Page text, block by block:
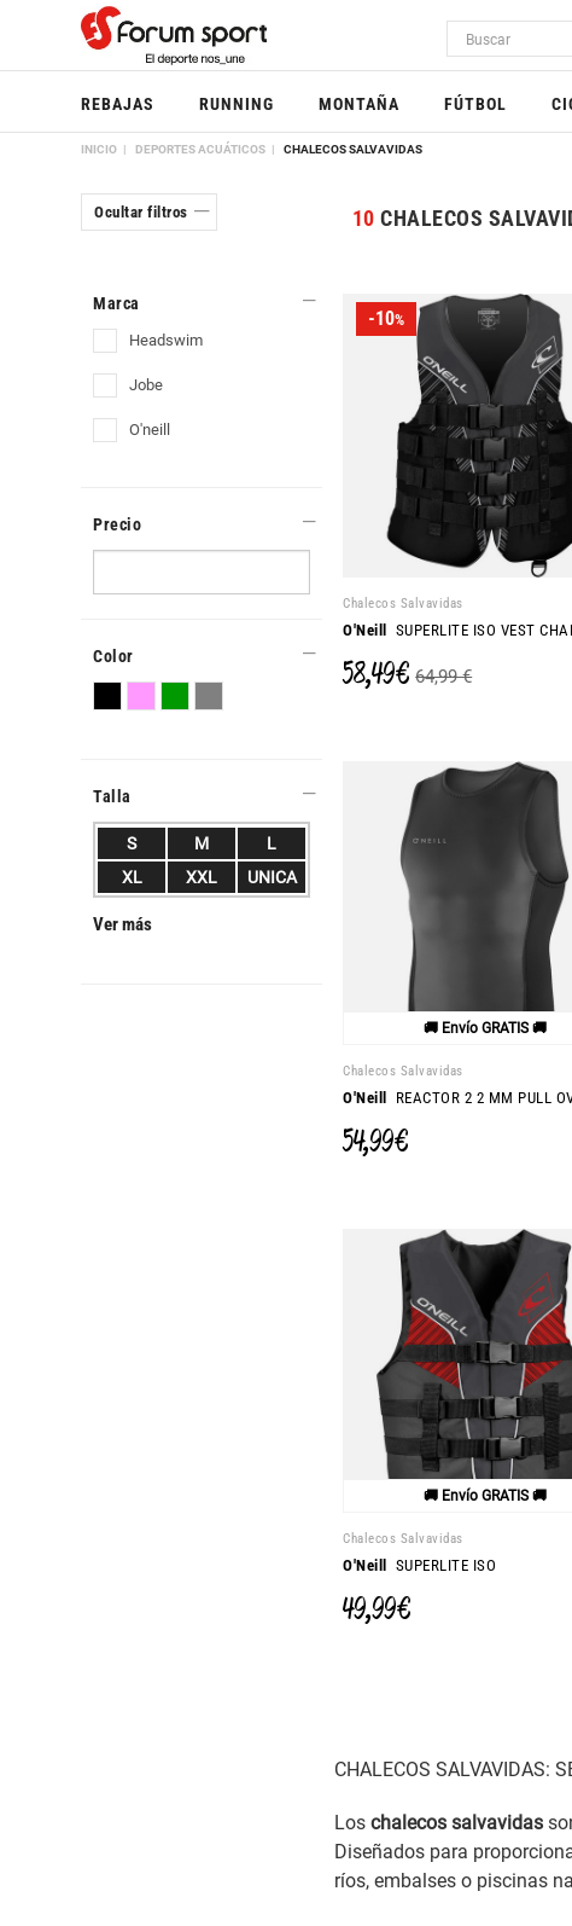
REBAJAS RUNNING MONTAÑA FÚTBOL
INICIO DEPORTES ACUÁTICOS CHALECOS SALVAVIDAS
10 CHALECOS
-10%
Chalecos Salvavidas
O'Neill SUPERLITE ISO VEST
58,49 € 64,99 €
🚚 Envío GRATIS 🚚
Chalecos Salvavidas
O'Neill REACTOR 2 2 MM PULL
54,99 €
🚚 Envío GRATIS 🚚
Chalecos Salvavidas
O'Neill SUPERLITE ISO
49,99 €
CHALECOS SALVAVIDAS:
Loschalecos salvavidas
Diseñados para
ríos, embalses o piscinas
Ocultar filtros
Marca
headswim
jobe
o'neill
Precio
Color
Talla
S M
L
XL
XXL UNICA
Ver más